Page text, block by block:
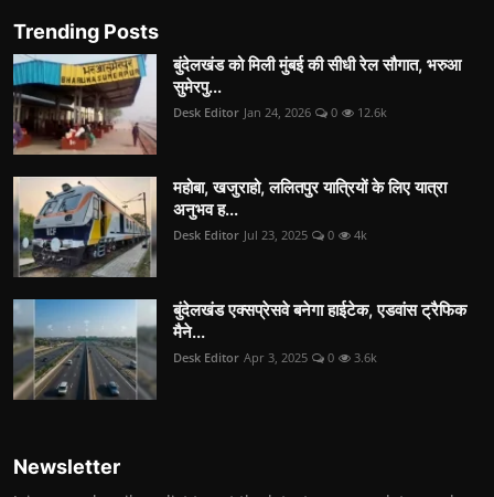
Trending Posts
बुंदेलखंड को मिली मुंबई की सीधी रेल सौगात, भरुआ
सुमेरपु...
Desk Editor Jan 24, 2026 0 12.6k
महोबा, खजुराहो, ललितपुर यात्रियों के लिए यात्रा
अनुभव ह...
Desk Editor Jul 23, 2025 0 4k
बुंदेलखंड एक्सप्रेसवे बनेगा हाईटेक, एडवांस ट्रैफिक
मैने...
Desk Editor Apr 3, 2025 0 3.6k
Newsletter